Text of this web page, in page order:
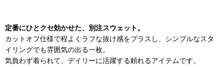
定番にひとクセ効かせた、別注スウェット。
カットオフ仕様で程よくラフな抜け感をプラスし、シンプルなスタ
イリングでも雰囲気の出る一枚。
気負わず着られて、デイリーに活躍する頼れるアイテムです。